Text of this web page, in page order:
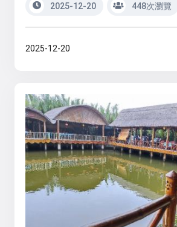
2025-12-20 448次瀏覽
2025-12-20